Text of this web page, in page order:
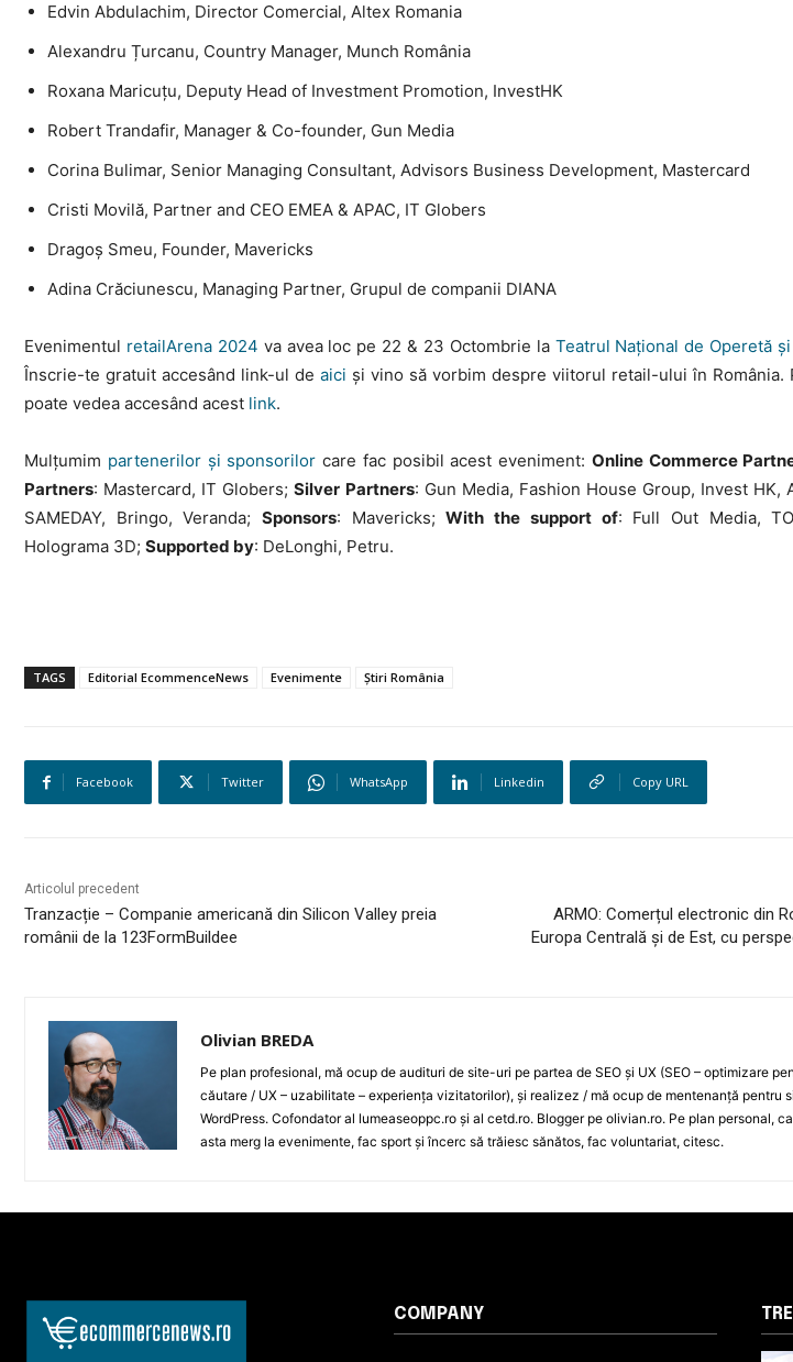
Edvin Abdulachim, Director Comercial, Altex Romania
Alexandru Țurcanu, Country Manager, Munch România
Roxana Maricuțu, Deputy Head of Investment Promotion, InvestHK
Robert Trandafir, Manager & Co-founder, Gun Media
Corina Bulimar, Senior Managing Consultant, Advisors Business Development, Mastercard
Cristi Movilă, Partner and CEO EMEA & APAC, IT Globers
Dragoș Smeu, Founder, Mavericks
Adina Crăciunescu, Managing Partner, Grupul de companii DIANA
Evenimentul retailArena 2024 va avea loc pe 22 & 23 Octombrie la Teatrul Național de Operetă și
Înscrie-te gratuit accesând link-ul de aici și vino să vorbim despre viitorul retail-ului în România.
poate vedea accesând acest link.
Mulțumim partenerilor și sponsorilor care fac posibil acest eveniment: Online Commerce
Partners: Mastercard, IT Globers;Silver Partners: Gun Media, Fashion House Group, Invest HK,
SAMEDAY, Bringo, Veranda;Sponsors: Mavericks;With the support of: Full Out Media,
Holograma 3D; Supported by: DeLonghi, Petru.
TAGS Editorial EcommenceNews Evenimente Știri România
Facebook Twitter WhatsApp Linkedin Copy URL
Articolul precedent
Tranzacție – Companie americană din Silicon Valley preia
românii de la 123FormBuildee
ARMO: Comerțul electronic din
Europa Centrală și de Est, cu
Olivian BREDA
Pe plan profesional, mă ocup de audituri de site-uri pe partea de SEO și UX (SEO – optimizare
căutare / UX – uzabilitate – experiența vizitatorilor), și realizez / mă ocup de mentenanță pentru
WordPress. Cofondator al lumeaseoppc.ro și al cetd.ro. Blogger pe olivian.ro. Pe plan personal,
asta merg la evenimente, fac sport și încerc să trăiesc sănătos, fac voluntariat, citesc.
COMPANY